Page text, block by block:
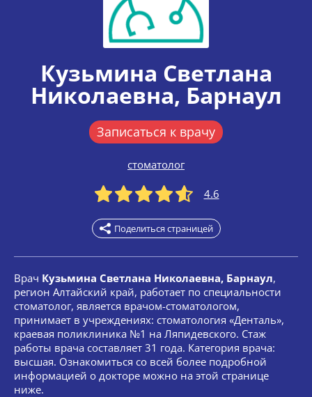
Кузьмина Светлана
Николаевна, Барнаул
Записаться к врачу
стоматолог
4.6
Поделиться страницей
Врач Кузьмина Светлана Николаевна, Барнаул,
регион Алтайский край, работает по специальности
стоматолог, является врачом-стоматологом,
принимает в учреждениях: стоматология «Денталь»,
краевая поликлиника №1 на Ляпидевского. Стаж
работы врача составляет 31 года. Категория врача:
высшая. Ознакомиться со всей более подробной
информацией о докторе можно на этой странице
ниже.